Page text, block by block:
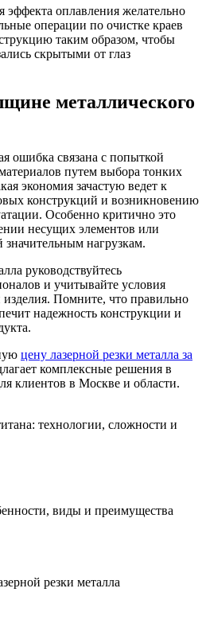
оплавления желательно
операции по очистке краев
таким образом, чтобы
скрытыми от глаз
металлического
ошибка связана с попыткой
путем выбора тонких
экономия зачастую ведет к
конструкций и возникновению
Особенно критично это
несущих элементов или
нагрузкам.
руководствуйтесь
и учитывайте условия
Помните, что правильно
надежность конструкции и
цену лазерной резки металла за
комплексные решения в
клиентов в Москве и области.
технологии, сложности и
виды и преимущества
резки металла